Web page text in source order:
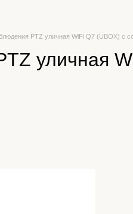
PTZ уличная WiFi Q7 (UBOX) с
уличная